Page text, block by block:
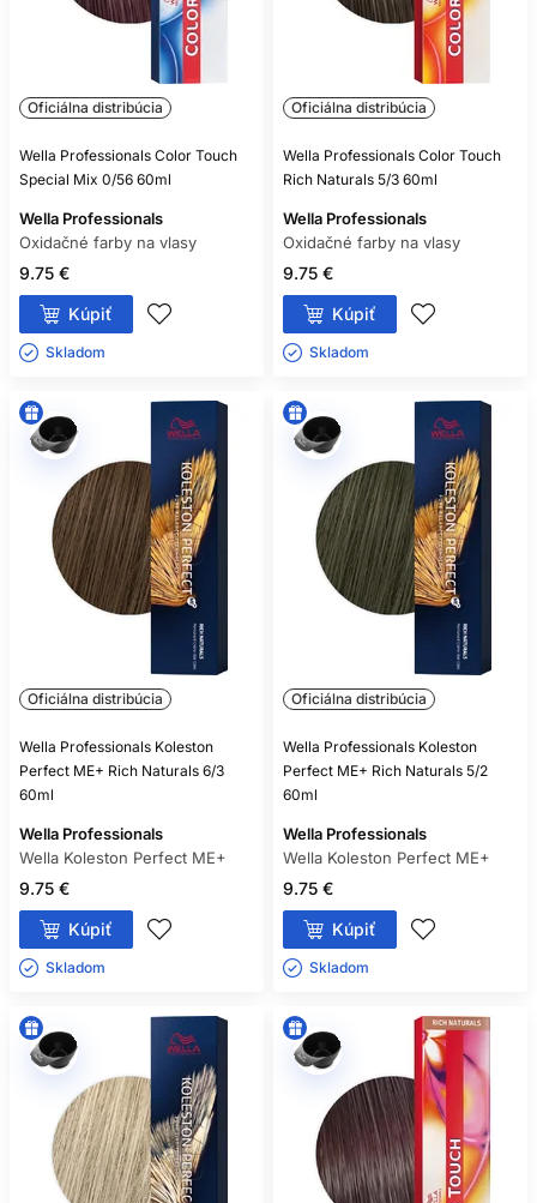
Oficiálna distribúcia
Wella Professionals Color Touch
Special Mix 0/56 60ml
Wella Professionals
Oxidačné farby na vlasy
9.75 €
Kúpiť
Skladom ㅤ
Oficiálna distribúcia
Wella Professionals Color Touch
Rich Naturals 5/3 60ml
Wella Professionals
Oxidačné farby na vlasy
9.75 €
Kúpiť
Skladom ㅤ
Oficiálna distribúcia
Wella Professionals Koleston
Perfect ME+ Rich Naturals 6/3
60ml
Wella Professionals
Wella Koleston Perfect ME+
9.75 €
Kúpiť
Skladom ㅤ
Oficiálna distribúcia
Wella Professionals Koleston
Perfect ME+ Rich Naturals 5/2
60ml
Wella Professionals
Wella Koleston Perfect ME+
9.75 €
Kúpiť
Skladom ㅤ